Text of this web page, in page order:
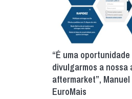
“É uma
divulgarmos a nossa
aftermarket”, Manuel
EuroMais